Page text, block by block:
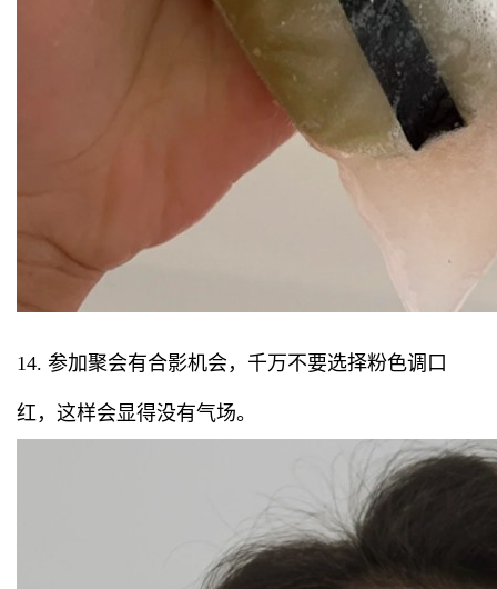
14. 参加聚会有合影机会，千万不要选择粉色调口
红，这样会显得没有气场。